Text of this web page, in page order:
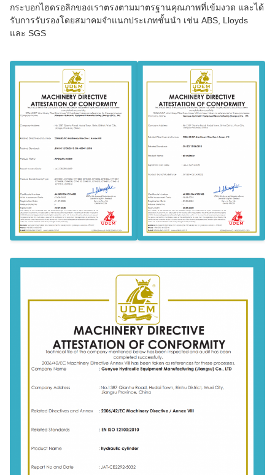
กระบอกไฮดรอลิกของเราตรงตามมาตรฐานคุณภาพที่เข้มงวด และได้
รับการรับรองโดยสมาคมจำแนกประเภทชั้นนำ เช่น ABS, Lloyds
และ SGS